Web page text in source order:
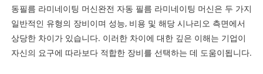
동필름 라미네이팅 머신완전 자동 필름 라미네이팅 머신은 두 가지
일반적인 유형의 장비이며 성능, 비용 및 해당 시나리오 측면에서
상당한 차이가 있습니다. 이러한 차이에 대한 깊은 이해는 기업이
자신의 요구에 따라보다 적합한 장비를 선택하는 데 도움이됩니다.